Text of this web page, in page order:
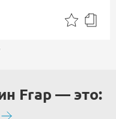
Frap — это: